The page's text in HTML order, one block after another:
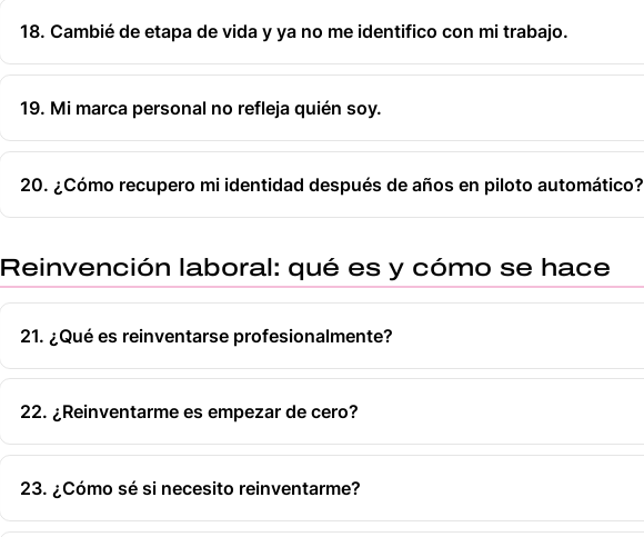
18. Cambié de etapa de vida y ya no me identifico con mi trabajo.
19. Mi marca personal no refleja quién soy.
20. ¿Cómo recupero mi identidad después de años en piloto automático?
Reinvención laboral: qué es y cómo se hace
21. ¿Qué es reinventarse profesionalmente?
22. ¿Reinventarme es empezar de cero?
23. ¿Cómo sé si necesito reinventarme?